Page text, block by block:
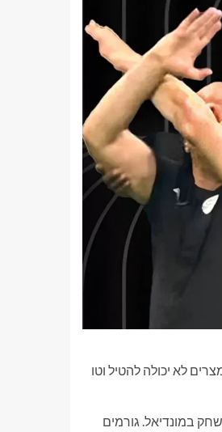
לא יכולה להטיל וטו
במונדיאל. גורמים